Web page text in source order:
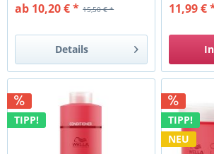
15,50 € *
ab 10,20 € *
Details
11,99 €
TIPP!
TIPP!
NEU